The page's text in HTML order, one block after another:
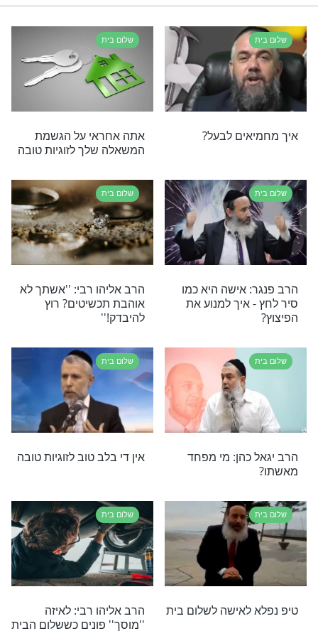
זוגיות הרב יצחק פנגר
את השלום והאהבה הביתה? זה
שאתם צריכים לעשות!
היכנסו מכאן >>>
תוכן בנושא שלום בית
לבעל?
אתה אחראי על הגשמת
המשאלה שלך לזוגיות טובה